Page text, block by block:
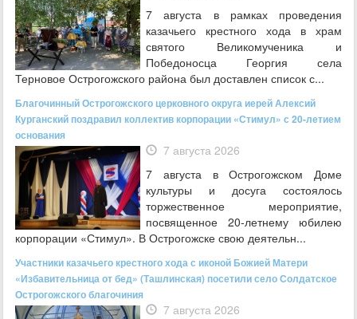
7 августа в рамках проведения
казачьего крестного хода в храм
святого Великомученика и
Победоносца Георгия села
Терновое Острогожского района был доставлен список с...
Благочинный Острогожского церковного округа иерей Алексий
Курганский поздравил коллектив корпорации «Стимул» с 20-летием
основания
7 августа 2026
7 августа в Острогожском Доме
культуры и досуга состоялось
торжественное мероприятие,
посвященное 20‑летнему юбилею
корпорации «Стимул». В Острогожске свою деятельн...
Участники казачьего крестного хода с иконой Божией Матери
«Избавительница от бед» (Ташлинская) посетили село Солдатское
Острогожского благочиния
7 августа 2026